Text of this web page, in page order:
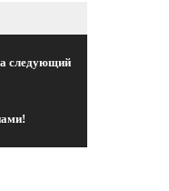
следующий